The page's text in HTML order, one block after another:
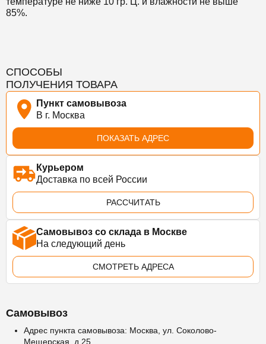
85%.
СПОСОБЫ
ПОЛУЧЕНИЯ ТОВАРА
Пункт самовывоза
В г. Москва
ПОКАЗАТЬ АДРЕС
Курьером
Доставка по всей России
РАССЧИТАТЬ
Самовывоз со склада в Москве
На следующий день
СМОТРЕТЬ АДРЕСА
Самовывоз
Адрес пункта самовывоза: Москва, ул. Соколово-
Мещерская, д.25